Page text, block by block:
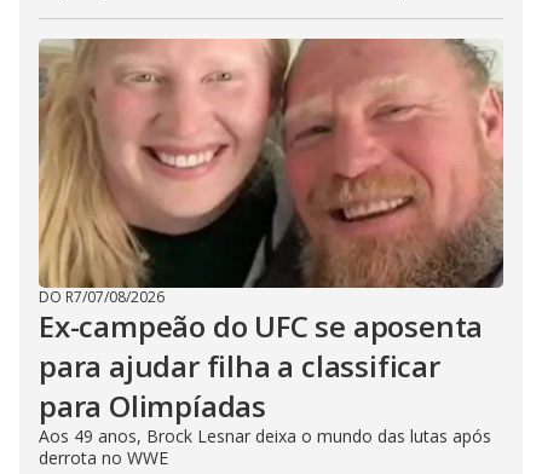
DO R7/07/08/2026
Ex-campeão do UFC se aposenta
para ajudar filha a classificar
para Olimpíadas
Aos 49 anos, Brock Lesnar deixa o mundo das lutas após
derrota no WWE